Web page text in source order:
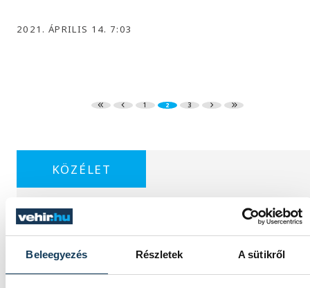
Beleegyezés Részletek A sütikről
2021. ÁPRILIS 14. 7:03
1 2 3
KÖZÉLET
Egy furcsa halkonzerv lett
az Év Strandétele -